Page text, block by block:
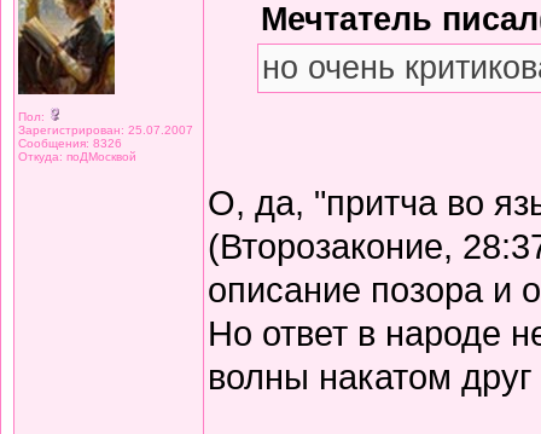
Пол:
Зарегистрирован: 25.07.2007
Сообщения: 8326
Откуда: поДМосквой
Мечтатель
но очень
О, да, "притча во
(Второзаконие,
описание позора и
Но ответ в народе
волны накатом